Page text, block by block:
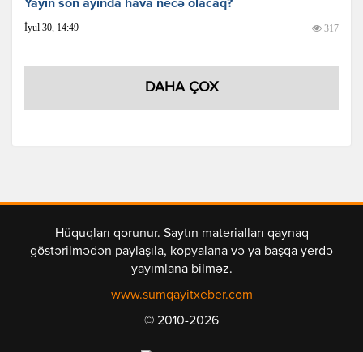
Yayın son ayında hava necə olacaq?
İyul 30, 14:49 317
DAHA ÇOX
Hüquqları qorunur. Saytın materialları qaynaq
göstərilmədən paylaşıla, kopyalana və ya başqa yerdə
yayımlana bilməz.
www.sumqayitxeber.com
© 2010-2026